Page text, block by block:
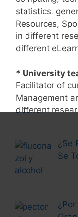
statistics,
Resources,
in different
different
* University
Facilitator of
Management
different
the area of
various
Field:
of academic
Más Historias
¿Se
Se